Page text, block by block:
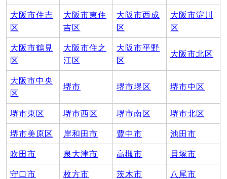
大阪市住吉
区
大阪市東住
吉区
大阪市西成
区
大阪市淀川
区
大阪市鶴見
区
大阪市住之
江区
大阪市平野
区
大阪市北区
大阪市中央
区
堺市 堺市堺区 堺市中区
堺市東区 堺市西区 堺市南区 堺市北区
堺市美原区 岸和田市 豊中市 池田市
吹田市 泉大津市 高槻市 貝塚市
守口市 枚方市 茨木市 八尾市